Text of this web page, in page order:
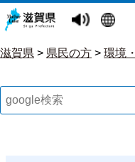
滋賀県 > 県民の方 > 環境